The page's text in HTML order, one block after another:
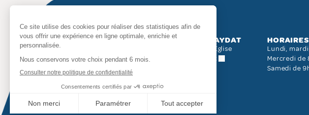
MAIRIE D’AYDAT
2 place de l’Église
63970 Aydat
Lundi,
Mercredi de
Samedi de